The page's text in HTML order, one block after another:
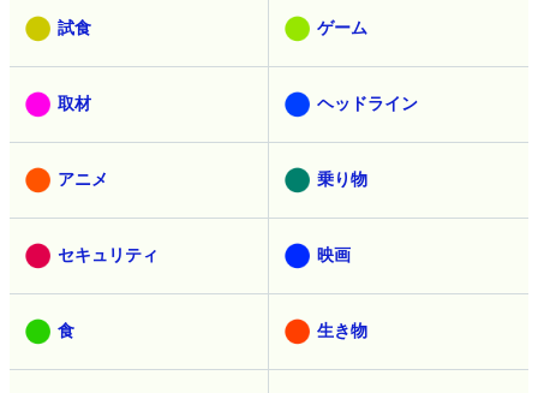
試食 ゲーム
取材 ヘッドライン
アニメ 乗り物
セキュリティ 映画
食 生き物